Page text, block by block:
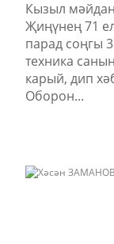
Кызыл
Җиңүнең 71
парад соңгы
техника
карый, дип
Оборон...